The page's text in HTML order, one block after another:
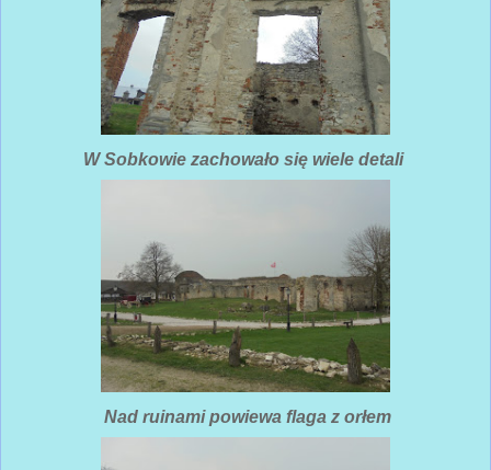
W Sobkowie zachowało się wiele detali
Nad ruinami powiewa flaga z orłem